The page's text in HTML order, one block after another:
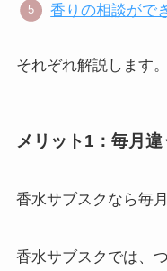
香りの相談がで
それぞれ解説します。
メリット1：毎月
香水サブスクなら毎
香水サブスクでは、